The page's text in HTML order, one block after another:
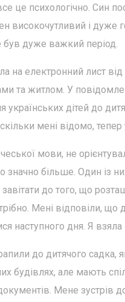
це психологічно. Син
високочутливий і
був дуже важкий період.
на електронний лист
та житлом. У
українських дітей до
мені відомо,
мови, не
значно більше. Один із
до того, що
Мені відповіли,
наступного дня. Я
до дитячого
будівлях, але мають
Мене зустрів